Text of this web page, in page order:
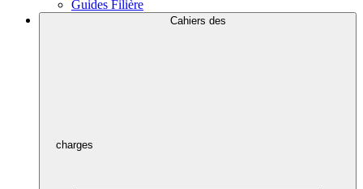
Guides Filière
Cahiers des
charges